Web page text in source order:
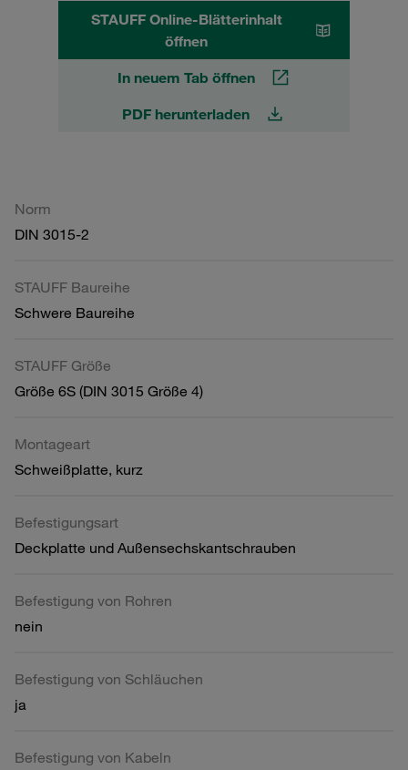
STAUFF Online-Blätterinhalt
öffnen
In neuem Tab öffnen
PDF herunterladen
Norm
DIN 3015-2
STAUFF Baureihe
Schwere Baureihe
STAUFF Größe
Größe 6S (DIN 3015 Größe 4)
Montageart
Schweißplatte, kurz
Befestigungsart
Deckplatte und Außensechskantschrauben
Befestigung von Rohren
nein
Befestigung von Schläuchen
ja
Befestigung von Kabeln